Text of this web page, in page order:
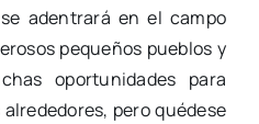
adentrará en el campo
pequeños pueblos y
oportunidades para
pero quédese